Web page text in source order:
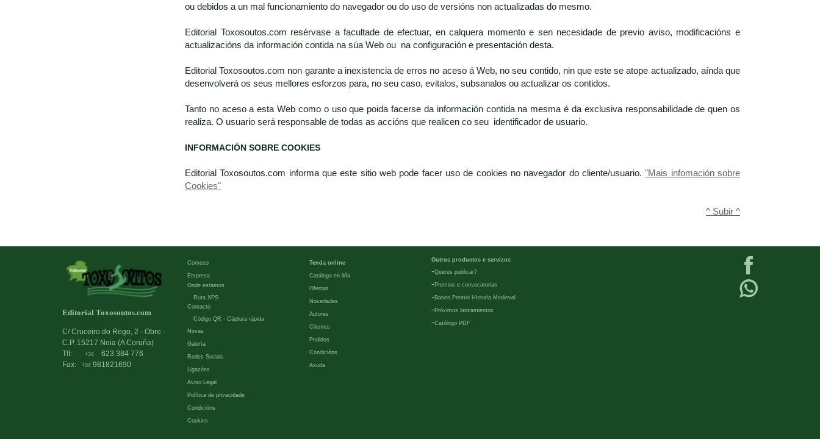
ou debidos a un mal funcionamiento do navegador ou do uso de versións non actualizadas do mesmo.
Editorial Toxosoutos.com resérvase a facultade de efectuar, en calquera momento e sen necesidade de previo aviso, modificacións e
actualizacións da información contida na súa Web ou na configuración e presentación desta.
Editorial Toxosoutos.com non garante a inexistencia de erros no aceso á Web, no seu contido, nin que este se atope actualizado, aínda que
desenvolverá os seus mellores esforzos para, no seu caso, evitalos, subsanalos ou actualizar os contidos.
Tanto no aceso a esta Web como o uso que poida facerse da información contida na mesma é da exclusiva responsabilidade de quen os
realiza. O usuario será responsable de todas as accións que realicen co seu identificador de usuario.
INFORMACIÓN SOBRE COOKIES
Editorial Toxosoutos.com informa que este sitio web pode facer uso de cookies no navegador do cliente/usuario."Mais infomación sobre
Cookies"
^ Subir ^
Editorial Toxosoutos.com
C/ Cruceiro do Rego, 2 - Obre -
C.P. 15217 Noia (A Coruña)
Tlf:
+34
623 384 776
Fax:
+34 981821690
Comezo
Empresa
Onde estamos
Ruta XPS
Contacto
Código QR - Cáptura rápida
Novas
Galería
Redes Sociais
Ligazóns
Aviso Legal
Política de privacidade
Condicións
Cookies
Tenda online
Catálogo en liña
Ofertas
Novedades
Autores
Clientes
Pedidos
Condicións
Axuda
Outros productos e servizos
-Queres publicar?
- Premios e convocatorias
- Bases Premio Historia Medieval
- Próximos lanzamientos
-Católogo PDF